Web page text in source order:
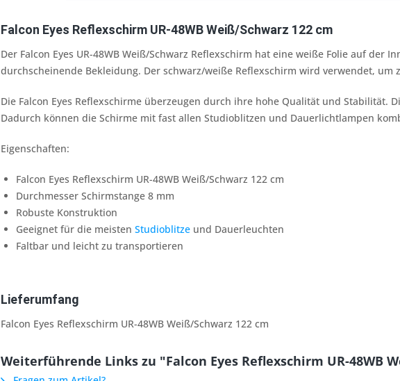
Falcon Eyes Reflexschirm UR-48WB Weiß/Schwarz 122 cm
Der Falcon Eyes UR-48WB Weiß/Schwarz Reflexschirm hat eine weiße Folie auf der
durchscheinende Bekleidung. Der schwarz/weiße Reflexschirm wird verwendet, um
Die Falcon Eyes Reflexschirme überzeugen durch ihre hohe Qualität und Stabilität.
Dadurch können die Schirme mit fast allen Studioblitzen und Dauerlichtlampen
Eigenschaften:
Falcon Eyes Reflexschirm UR-48WB Weiß/Schwarz 122 cm
Durchmesser Schirmstange 8 mm
Robuste Konstruktion
Geeignet für die meisten Studioblitze und Dauerleuchten
Faltbar und leicht zu transportieren
Lieferumfang
Falcon Eyes Reflexschirm UR-48WB Weiß/Schwarz 122 cm
Weiterführende Links zu "Falcon Eyes Reflexschirm UR-48WB